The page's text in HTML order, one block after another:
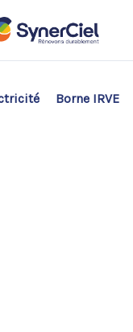
Borne IRVE